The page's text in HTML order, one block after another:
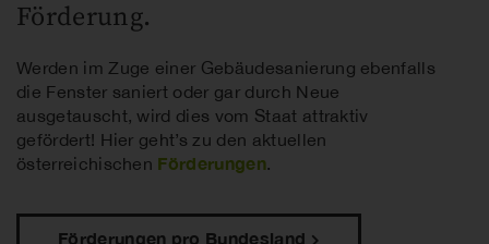
Förderung.
Werden im Zuge einer Gebäudesanierung ebenfalls
die Fenster saniert oder gar durch Neue
ausgetauscht, wird dies vom Staat attraktiv
gefördert! Hier geht’s zu den aktuellen
österreichischen Förderungen.
Förderungen pro Bundesland